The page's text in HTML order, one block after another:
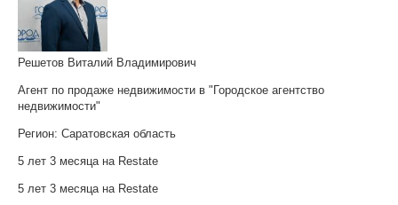
Решетов Виталий Владимирович
Агент по продаже недвижимости в "Городское агентство
недвижимости"
Регион: Саратовская область
5 лет 3 месяца на Restate
5 лет 3 месяца на Restate